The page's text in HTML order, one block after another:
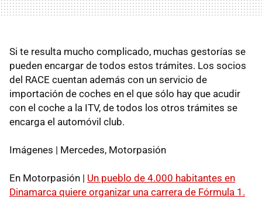
Si te resulta mucho complicado, muchas gestorías se
pueden encargar de todos estos trámites. Los socios
del RACE cuentan además con un servicio de
importación de coches en el que sólo hay que acudir
con el coche a la ITV, de todos los otros trámites se
encarga el automóvil club.
Imágenes | Mercedes, Motorpasión
En Motorpasión | Un pueblo de 4.000 habitantes en
Dinamarca quiere organizar una carrera de Fórmula 1.